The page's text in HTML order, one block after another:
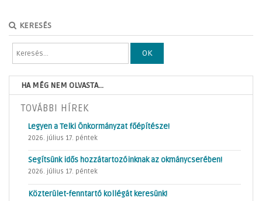
KERESÉS
OK
HA MÉG NEM OLVASTA...
TOVÁBBI HÍREK
Legyen a Telki Önkormányzat főépítésze!
2026. július 17. péntek
Segítsünk idős hozzátartozóinknak az okmánycserében!
2026. július 17. péntek
Közterület-fenntartó kollégát keresünk!